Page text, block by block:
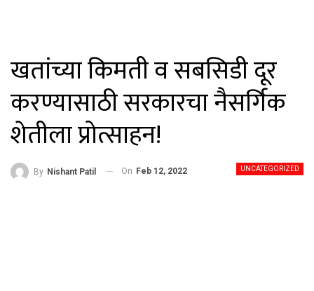
खतांच्या किमती व सबसिडी दूर
करण्यासाठी सरकारचा नैसर्गिक
शेतीला प्रोत्साहन!
UNCATEGORIZED
By Nishant Patil On Feb 12, 2022